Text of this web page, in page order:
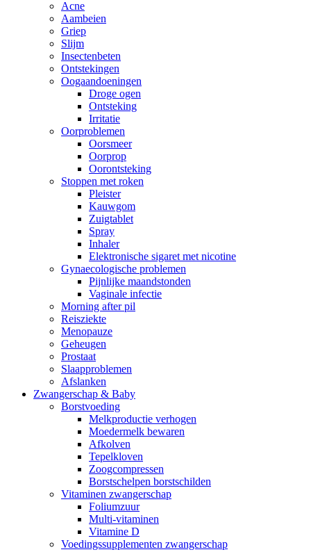
Acne
Aambeien
Griep
Slijm
Insectenbeten
Ontstekingen
Oogaandoeningen
Droge ogen
Ontsteking
Irritatie
Oorproblemen
Oorsmeer
Oorprop
Oorontsteking
Stoppen met roken
Pleister
Kauwgom
Zuigtablet
Spray
Inhaler
Elektronische sigaret met nicotine
Gynaecologische problemen
Pijnlijke maandstonden
Vaginale infectie
Morning after pil
Reisziekte
Menopauze
Geheugen
Prostaat
Slaapproblemen
Afslanken
Zwangerschap & Baby
Borstvoeding
Melkproductie verhogen
Moedermelk bewaren
Afkolven
Tepelkloven
Zoogcompressen
Borstschelpen borstschilden
Vitaminen zwangerschap
Foliumzuur
Multi-vitaminen
Vitamine D
Voedingssupplementen zwangerschap